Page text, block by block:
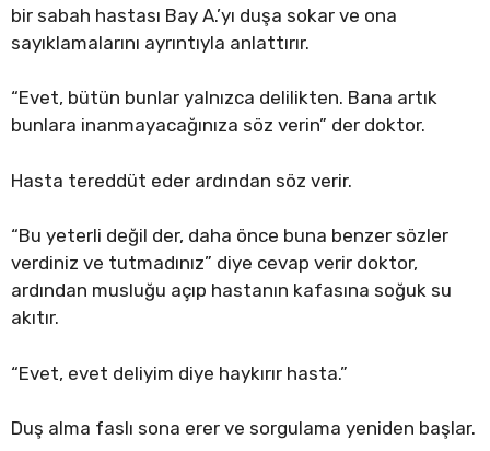
bir sabah hastası Bay A.’yı duşa sokar ve ona
sayıklamalarını ayrıntıyla anlattırır.
“Evet, bütün bunlar yalnızca delilikten. Bana artık
bunlara inanmayacağınıza söz verin” der doktor.
Hasta tereddüt eder ardından söz verir.
“Bu yeterli değil der, daha önce buna benzer sözler
verdiniz ve tutmadınız” diye cevap verir doktor,
ardından musluğu açıp hastanın kafasına soğuk su
akıtır.
“Evet, evet deliyim diye haykırır hasta.”
Duş alma faslı sona erer ve sorgulama yeniden başlar.